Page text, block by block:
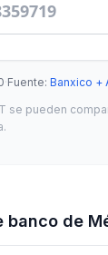
·Fuente: Banxico +
se pueden
banco de